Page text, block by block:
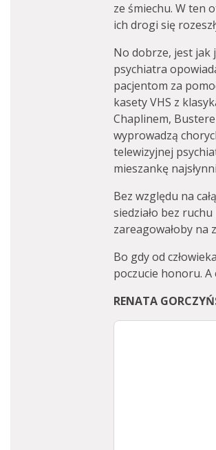
ze śmiechu. W ten
ich drogi się
No dobrze, jest jak
psychiatra
pacjentom za
kasety VHS z
Chaplinem,
wyprowadzą
telewizyjnej
mieszankę
Bez względu na
siedziało bez
zareagowałoby na
Bo gdy od
poczucie honoru.
RENATA